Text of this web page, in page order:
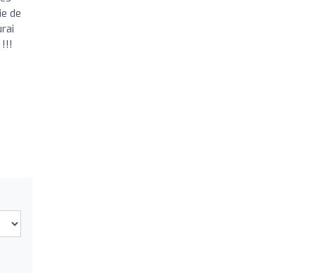
de
!!!